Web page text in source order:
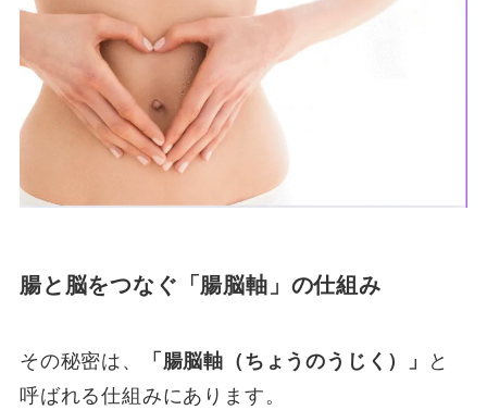
腸と脳をつなぐ「腸脳軸」の仕組み
その秘密は、 「腸脳軸（ちょうのうじく）」
と
呼ばれる仕組みにあります。